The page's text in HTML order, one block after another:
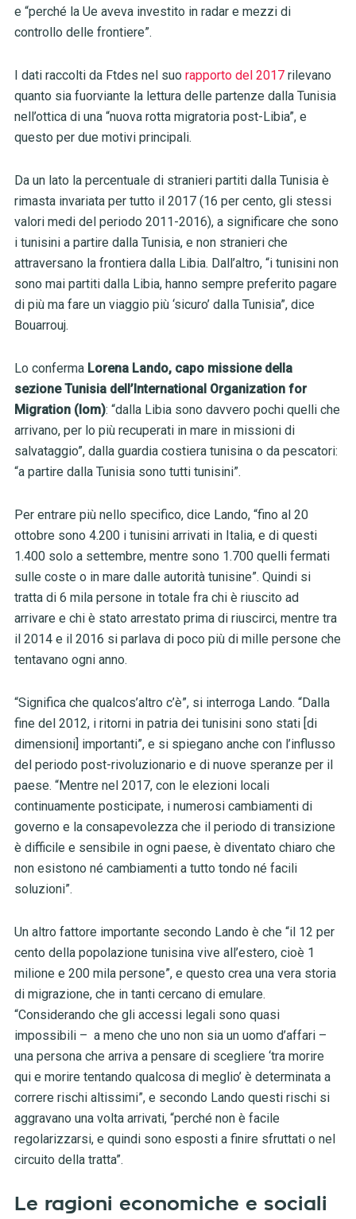
e “perché la Ue aveva investito in radar e mezzi di
controllo delle frontiere”.
I dati raccolti da Ftdes nel suo rapporto del 2017rilevano
quanto sia fuorviante la lettura delle partenze dalla Tunisia
nell’ottica di una “nuova rotta migratoria post-Libia”, e
questo per due motivi principali.
Da un lato la percentuale di stranieri partiti dalla Tunisia è
rimasta invariata per tutto il 2017 (16 per cento, gli stessi
valori medi del periodo 2011-2016), a significare che sono
i tunisini a partire dalla Tunisia, e non stranieri che
attraversano la frontiera dalla Libia. Dall’altro, “i tunisini non
sono mai partiti dalla Libia, hanno sempre preferito pagare
di più ma fare un viaggio più ‘sicuro’ dalla Tunisia”, dice
Bouarrouj.
Lo conferma Lorena Lando, capo missione della
sezione Tunisia dell’International Organization for
Migration (Iom): “dalla Libia sono davvero pochi quelli che
arrivano, per lo più recuperati in mare in missioni di
salvataggio”, dalla guardia costiera tunisina o da pescatori:
“a partire dalla Tunisia sono tutti tunisini”.
Per entrare più nello specifico, dice Lando, “fino al 20
ottobre sono 4.200 i tunisini arrivati in Italia, e di questi
1.400 solo a settembre, mentre sono 1.700 quelli fermati
sulle coste o in mare dalle autorità tunisine”. Quindi si
tratta di 6 mila persone in totale fra chi è riuscito ad
arrivare e chi è stato arrestato prima di riuscirci, mentre tra
il 2014 e il 2016 si parlava di poco più di mille persone che
tentavano ogni anno.
“Significa che qualcos’altro c’è”, si interroga Lando. “Dalla
fine del 2012, i ritorni in patria dei tunisini sono stati [di
dimensioni] importanti”, e si spiegano anche con l’influsso
del periodo post-rivoluzionario e di nuove speranze per il
paese. “Mentre nel 2017, con le elezioni locali
continuamente posticipate, i numerosi cambiamenti di
governo e la consapevolezza che il periodo di transizione
è difficile e sensibile in ogni paese, è diventato chiaro che
non esistono né cambiamenti a tutto tondo né facili
soluzioni”.
Un altro fattore importante secondo Lando è che “il 12 per
cento della popolazione tunisina vive all’estero, cioè 1
milione e 200 mila persone”, e questo crea una vera storia
di migrazione, che in tanti cercano di emulare.
“Considerando che gli accessi legali sono quasi
impossibili – a meno che uno non sia un uomo d’affari –
una persona che arriva a pensare di scegliere ‘tra morire
qui e morire tentando qualcosa di meglio’ è determinata a
correre rischi altissimi”, e secondo Lando questi rischi si
aggravano una volta arrivati, “perché non è facile
regolarizzarsi, e quindi sono esposti a finire sfruttati o nel
circuito della tratta”.
Le ragioni economiche e sociali